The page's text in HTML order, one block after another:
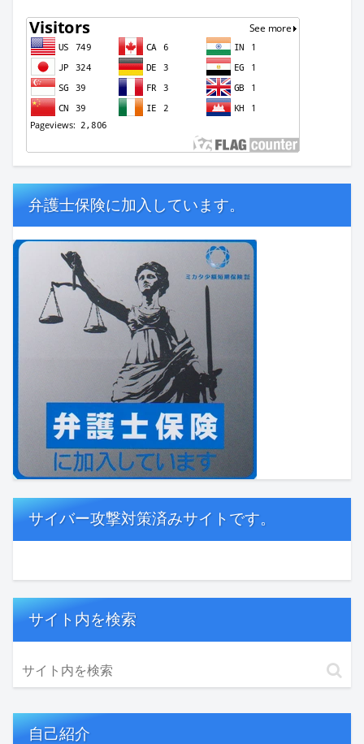
弁護士保険に加入しています。
サイバー攻撃対策済みサイトです。
サイト内を検索
自己紹介